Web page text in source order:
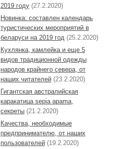
2019 году (27.2.2020)
Новинка: составлен календарь
туристических мероприятий в
беларуси на 2019 год (25.2.2020)
Кухлянка, камлейка и еще 5
видов традиционной одежды
народов крайнего севера, от
наших читателей (23.2.2020)
Гигантская австралийская
каракатица sepia apama,
секреты (21.2.2020)
Качества, необходимые
предпринимателю, от наших
пользователей (19.2.2020)